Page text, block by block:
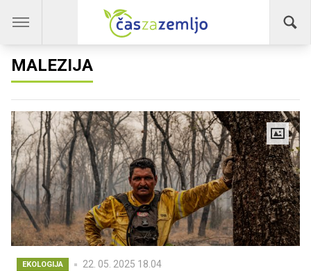
MALEZIJA
EKOLOGIJA 22. 05. 2025 18.04